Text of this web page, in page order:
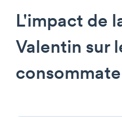
L'impact de
Valentin sur